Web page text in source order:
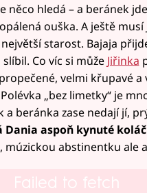
něco hledá – a beránek
ouška. A ještě
starost. Bajaja
Co víc si může Jiřinka
velmi křupavé a
„bez limetky“ je
beránka zase nedají jí,
Dania aspoň kynuté
múzickou abstinentku ale
Failed to fetch